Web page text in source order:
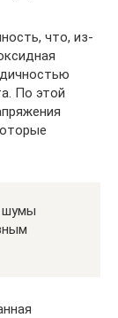
что, из-
По этой
шумы